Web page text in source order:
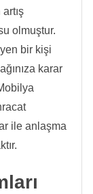
olmuştur.
bir kişi
karar
ile anlaşma